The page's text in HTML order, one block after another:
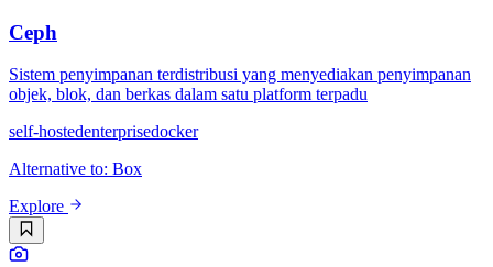
Ceph
Sistem penyimpanan terdistribusi yang menyediakan penyimpanan
objek, blok, dan berkas dalam satu platform terpadu
self-hostedenterprisedocker
Alternative to: Box
Explore